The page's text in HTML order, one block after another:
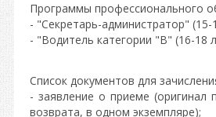
Программы профессионального
- "Секретарь-администратор" (15-
- "Водитель категории "В" (16-18
Список документов для
- заявление о приеме (оригинал
возврата, в одном экземпляре);